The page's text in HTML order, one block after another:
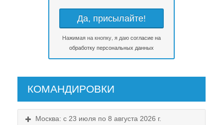
Нажимая на кнопку, я даюсогласие на
обработку персональных данных
КОМАНДИРОВКИ
Москва: с 23 июля по 8 августа 2026 г.